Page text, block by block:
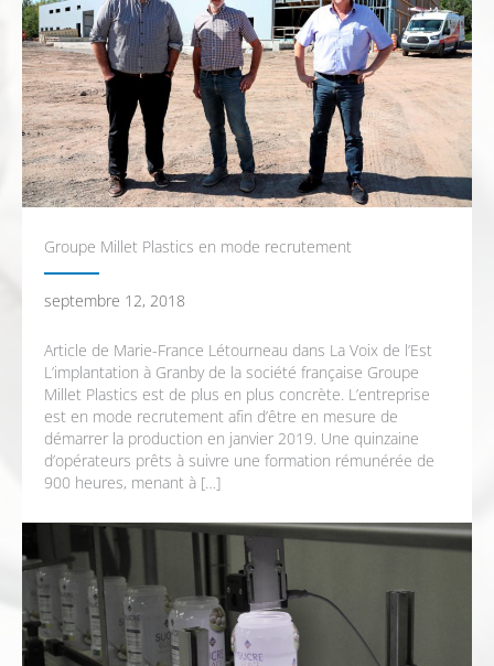
Groupe Millet Plastics en mode recrutement
septembre 12, 2018
Article de Marie-France Létourneau dans La Voix de l’Est
L’implantation à Granby de la société française Groupe
Millet Plastics est de plus en plus concrète. L’entreprise
est en mode recrutement afin d’être en mesure de
démarrer la production en janvier 2019. Une quinzaine
d’opérateurs prêts à suivre une formation rémunérée de
900 heures, menant à […]